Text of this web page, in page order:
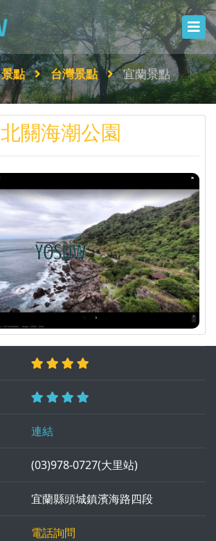
景點 台灣景點 宜蘭景點
北關海潮公園
連結
(03)978-0727(大里站)
宜蘭縣頭城鎮濱海路四段
電話詢問